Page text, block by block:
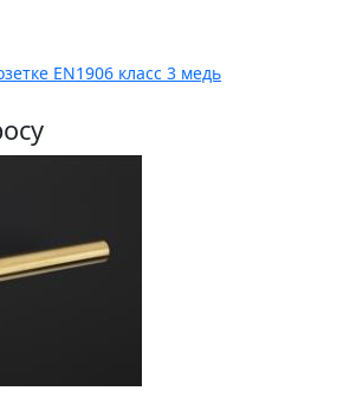
EN1906 класс 3 медь